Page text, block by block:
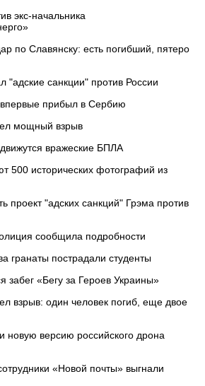
экс-начальника
по Славянску: есть погибший, пятеро
санкции" против России
прибыл в Сербию
мощный взрыв
вражеские БПЛА
500 исторических фотографий из
проект "адских санкций" Грэма против
сообщила подробности
гранаты пострадали студенты
забег «Бегу за Героев Украины»
взрыв: один человек погиб, еще двое
новую версию российского дрона
«Новой почты» выгнали